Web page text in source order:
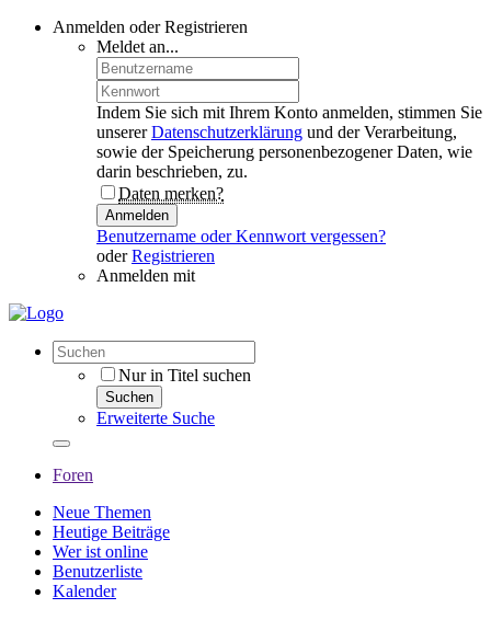
Anmelden oder Registrieren
Meldet an...
Indem Sie sich mit Ihrem Konto anmelden, stimmen Sie
unsererDatenschutzerklärung und der Verarbeitung,
sowie der Speicherung personenbezogener Daten, wie
darin beschrieben, zu.
Daten merken?
Anmelden
Benutzername oder Kennwort vergessen?
oderRegistrieren
Anmelden mit
Nur in Titel suchen
Suchen
Erweiterte Suche
Foren
Neue Themen
Heutige Beiträge
Wer ist online
Benutzerliste
Kalender